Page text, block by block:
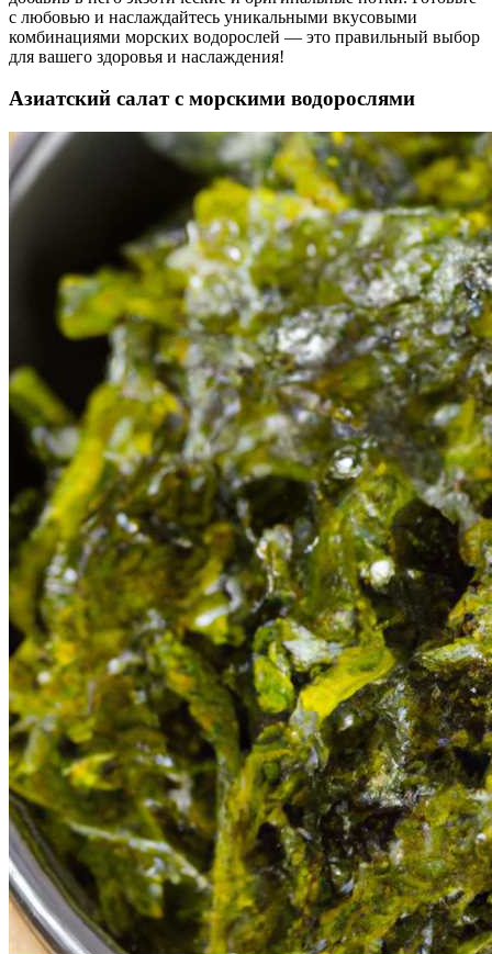
с любовью и наслаждайтесь уникальными вкусовыми
комбинациями морских водорослей — это правильный выбор
для вашего здоровья и наслаждения!
Азиатский салат с морскими водорослями